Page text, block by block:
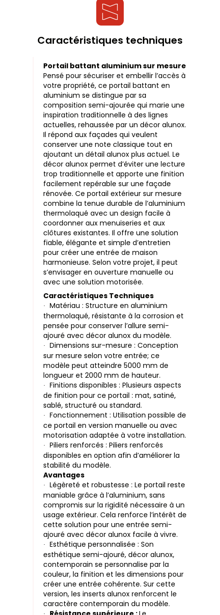
Caractéristiques techniques
Portail battant aluminium sur mesure
Pensé pour sécuriser et embellir l’accès à
votre propriété, ce portail battant en
aluminium se distingue par sa
composition semi-ajourée qui marie une
inspiration traditionnelle à des lignes
actuelles, rehaussée par un décor alunox.
Il répond aux façades qui veulent
conserver une note classique tout en
ajoutant un détail alunox plus actuel. Le
décor alunox permet d’éviter une lecture
trop traditionnelle et apporte une finition
facilement repérable sur une façade
rénovée. Ce portail extérieur sur mesure
combine la tenue durable de l’aluminium
thermolaqué avec un design facile à
coordonner aux menuiseries et aux
clôtures existantes. Il offre une solution
fiable, élégante et simple d’entretien
pour créer une entrée de maison
harmonieuse. Selon votre projet, il peut
s’envisager en ouverture manuelle ou
avec une solution motorisée.
Caractéristiques Techniques
·
Matériau : Structure en aluminium
thermolaqué, résistante à la corrosion et
pensée pour conserver l’allure semi-
ajouré avec décor alunox du modèle.
·
Dimensions sur-mesure : Conception
sur mesure selon votre entrée; ce
modèle peut atteindre 5000 mm de
longueur et 2000 mm de hauteur.
·
Finitions disponibles : Plusieurs aspects
de finition pour ce portail : mat, satiné,
sablé, structuré ou standard.
·
Fonctionnement : Utilisation possible de
ce portail en version manuelle ou avec
motorisation adaptée à votre installation.
·
Piliers renforcés : Piliers renforcés
disponibles en option afin d’améliorer la
stabilité du modèle.
Avantages
·
Légèreté et robustesse : Le portail reste
maniable grâce à l’aluminium, sans
compromis sur la rigidité nécessaire à un
usage extérieur. Cela renforce l’intérêt de
cette solution pour une entrée semi-
ajouré avec décor alunox facile à vivre.
·
Esthétique personnalisée : Son
esthétique semi-ajouré, décor alunox,
contemporain se personnalise par la
couleur, la finition et les dimensions pour
créer une entrée cohérente. Sur cette
version, les inserts alunox renforcent le
caractère contemporain du modèle.